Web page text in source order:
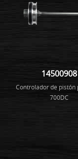
14500908
Controlador de pistón
700DC